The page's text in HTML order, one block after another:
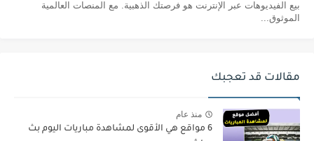
بيع الفيديوهات عبر الإنترنت هو فرصتك الذهبية. مع المنصات العالمية
الموثوق...
مقالات قد تعجبك
منذ عام
6 مواقع هي الأقوى لمشاهدة مباريات اليوم بث